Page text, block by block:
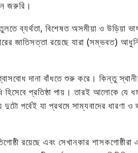
জরুরি।
ব্যর্থতা, বিশেষত অসমীয়া ও উড়িয়া
জাতিসত্তা রয়েছে যারা (সম্ভবত)
দানা বাঁধতে শুরু করে। কিন্তু
হিসেবে প্রতিষ্ঠা পায়। তারই আলোকে যে
যা প্রথমে সাম্যবাদের ধারণা ও
রয়েছে এবং সেখানকার